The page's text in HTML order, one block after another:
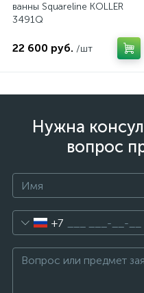
ванны Squareline KOLLER
3491Q
22 600 руб. /шт
Нужна
вопрос
+7